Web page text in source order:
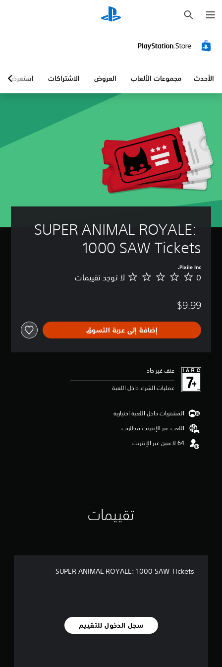
ح
ث
الأحدث مجموعات الألعاب العروض الاشتراكات استعرض
SUPER ANIMAL ROYALE:
1000 SAW Tickets
Pixile Inc.
ل
و
د
ت
م
ا
ت
0 لا توجد تقييمات
$9.99
إضافة إلى عربة التسوق
عنف غير حاد
عمليات الشراء داخل اللعبة
المشتريات داخل اللعبة اختيارية
اللعب عبر الإنترنت مطلوب
تقييمات
SUPER ANIMAL ROYALE: 1000 SAW Tickets
سجل الدخول للتقييم